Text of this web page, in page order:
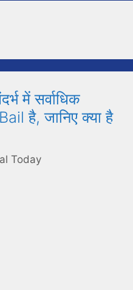
में सर्वाधिक
है, जानिए क्या है
Today